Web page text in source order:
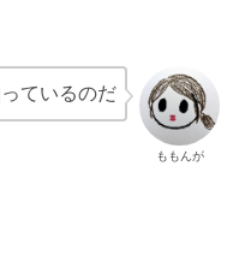
ももんが
ているのだ